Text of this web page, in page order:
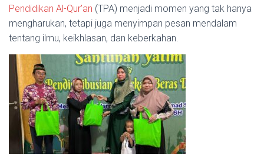
Pendidikan Al-Qur’an (TPA) menjadi momen yang tak hanya
mengharukan, tetapi juga menyimpan pesan mendalam
tentang ilmu, keikhlasan, dan keberkahan.